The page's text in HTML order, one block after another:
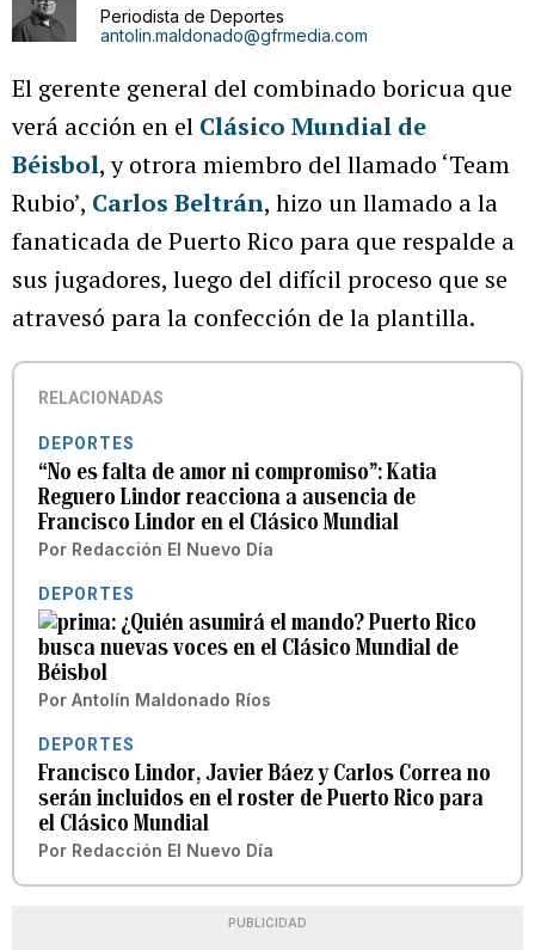
Periodista de Deportes
antolin.maldonado@gfrmedia.com
El gerente general del combinado boricua que
verá acción en el Clásico Mundial de
Béisbol, y otrora miembro del llamado ‘Team
Rubio’, Carlos Beltrán, hizo un llamado a la
fanaticada de Puerto Rico para que respalde a
sus jugadores, luego del difícil proceso que se
atravesó para la confección de la plantilla.
RELACIONADAS
DEPORTES
“No es falta de amor ni compromiso”: Katia
Reguero Lindor reacciona a ausencia de
Francisco Lindor en el Clásico Mundial
Por Redacción El Nuevo Día
DEPORTES
¿Quién asumirá el mando? Puerto Rico
busca nuevas voces en el Clásico Mundial de
Béisbol
Por Antolín Maldonado Ríos
DEPORTES
Francisco Lindor, Javier Báez y Carlos Correa no
serán incluidos en el roster de Puerto Rico para
el Clásico Mundial
Por Redacción El Nuevo Día
PUBLICIDAD